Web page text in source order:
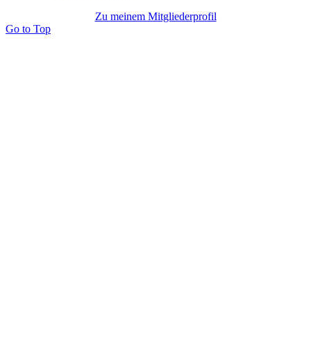
Zu meinem Mitgliederprofil
Go to Top